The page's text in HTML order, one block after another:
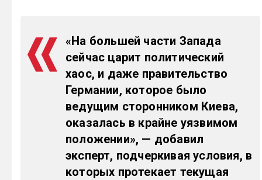
«На большей части Запада
сейчас царит политический
хаос, и даже правительство
Германии, которое было
ведущим сторонником Киева,
оказалась в крайне уязвимом
положении», — добавил
эксперт, подчеркивая условия, в
которых протекает текущая